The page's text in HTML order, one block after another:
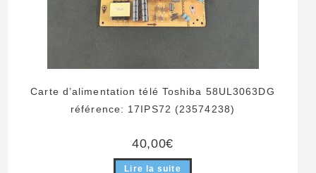
Carte d’alimentation télé Toshiba 58UL3063DG
référence: 17IPS72 (23574238)
40,00€
Lire la suite